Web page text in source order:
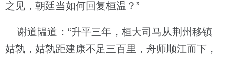
之见，朝廷当如何回复桓温？”
谢道韫道：“升平三年，桓大司马从荆州移镇
姑孰，姑孰距建康不足三百里，舟师顺江而下，